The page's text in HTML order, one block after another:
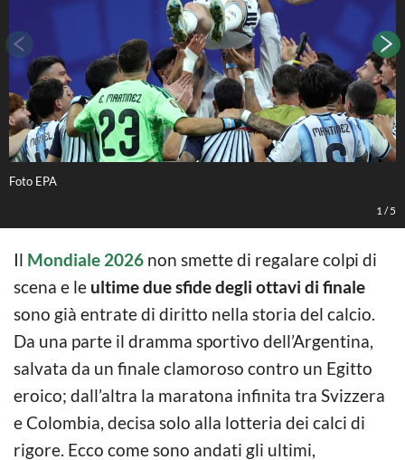
Foto EPA
1 /5
Il Mondiale 2026 non smette di regalare colpi di
scena e le ultime due sfide degli ottavi di finale
sono già entrate di diritto nella storia del calcio.
Da una parte il dramma sportivo dell’Argentina,
salvata da un finale clamoroso contro un Egitto
eroico; dall’altra la maratona infinita tra Svizzera
e Colombia, decisa solo alla lotteria dei calci di
rigore. Ecco come sono andati gli ultimi,